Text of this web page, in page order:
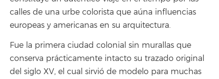
calles de una urbe colorista que aúna influencias
europeas y americanas en su arquitectura.
Fue la primera ciudad colonial sin murallas que
conserva prácticamente intacto su trazado original
del siglo XV, el cual sirvió de modelo para muchas